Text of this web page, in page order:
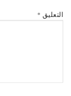
التعليق *